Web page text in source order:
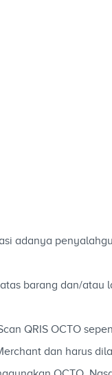
adanya
barang dan/
QRIS OCTO
dan harus